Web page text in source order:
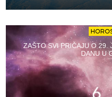
ZAŠTO SVI PRIČAJU O 29.
DANU U